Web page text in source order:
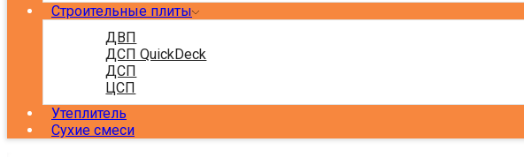
Строительные плиты
ДВП
ДСП QuickDeck
ДСП
ЦСП
Утеплитель
Сухие смеси